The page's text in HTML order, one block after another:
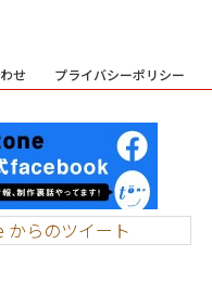
せ プライバシーポリシー
からのツイート